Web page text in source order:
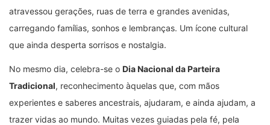
atravessou gerações, ruas de terra e grandes avenidas,
carregando famílias, sonhos e lembranças. Um ícone cultural
que ainda desperta sorrisos e nostalgia.
No mesmo dia, celebra-se o Dia Nacional da Parteira
Tradicional, reconhecimento àquelas que, com mãos
experientes e saberes ancestrais, ajudaram, e ainda ajudam, a
trazer vidas ao mundo. Muitas vezes guiadas pela fé, pela